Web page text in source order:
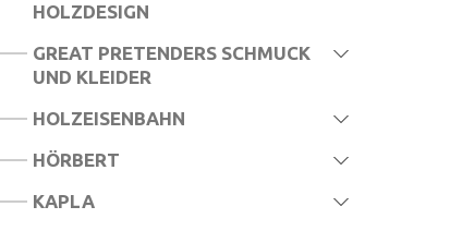
HOLZDESIGN
GREAT PRETENDERS SCHMUCK
UND KLEIDER
HOLZEISENBAHN
HÖRBERT
KAPLA